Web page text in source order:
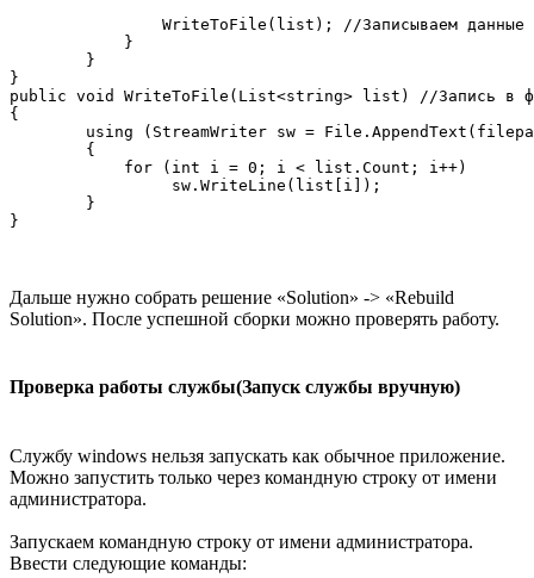
WriteToFile(list); //Записываем данные
            }
        }
}
public void WriteToFile(List<string> list) //Запись в
{
using (StreamWriter sw =
        {
            for (int i = 0; i < list.Count; i++)
                 sw.WriteLine(list[i]);
        }
}
Дальше нужно собрать решение «Solution» -> «Rebuild
Solution». После успешной сборки можно проверять работу.
Проверка работы службы(Запуск службы вручную)
Службу windows нельзя запускать как обычное приложение.
Можно запустить только через командную строку от имени
администратора.
Запускаем командную строку от имени администратора.
Ввести следующие команды: